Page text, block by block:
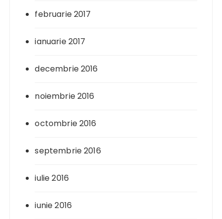
februarie 2017
ianuarie 2017
decembrie 2016
noiembrie 2016
octombrie 2016
septembrie 2016
iulie 2016
iunie 2016